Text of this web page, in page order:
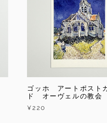
ゴッホ アートポスト
ド オーヴェルの教会
¥220